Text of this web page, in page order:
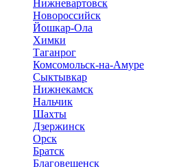
Нижневартовск
Новороссийск
Йошкар-Ола
Химки
Таганрог
Комсомольск-на-Амуре
Сыктывкар
Нижнекамск
Нальчик
Шахты
Дзержинск
Орск
Братск
Благовещенск